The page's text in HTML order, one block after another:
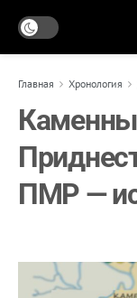
Главная Хронология
ПМР —